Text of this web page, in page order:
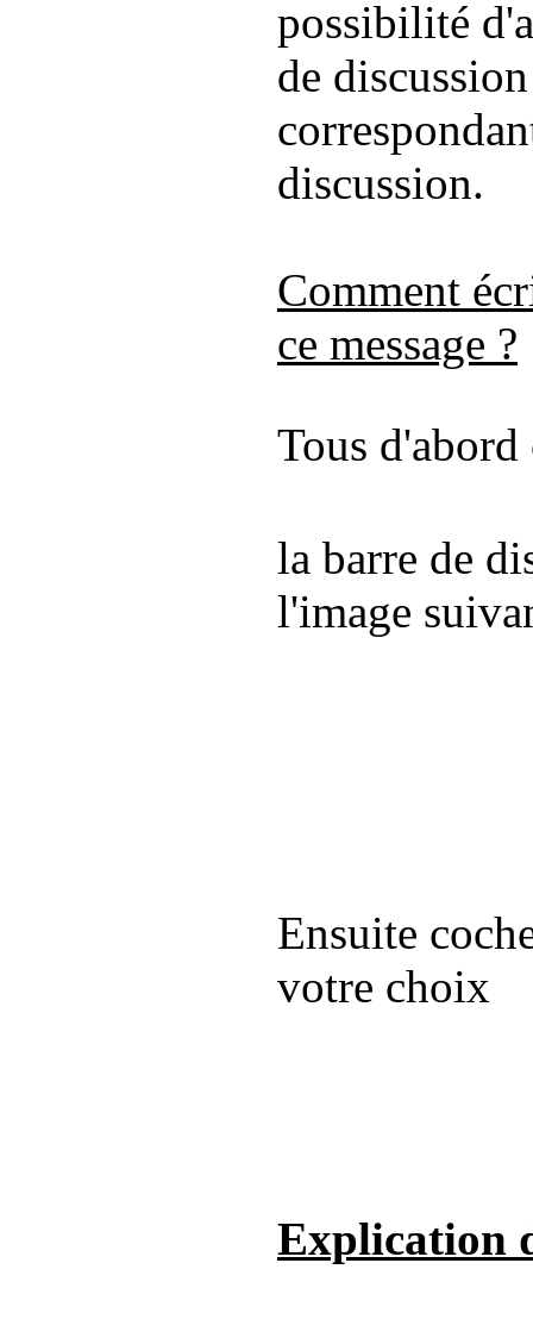
possibilité
de
discussion.
Comment
ce message ?
Tous
la barre de
l'image
Ensuite
votre choix
Explication